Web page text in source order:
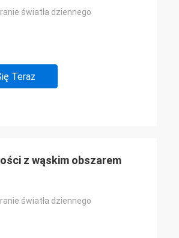
światła dziennego
Teraz
z wąskim obszarem
światła dziennego